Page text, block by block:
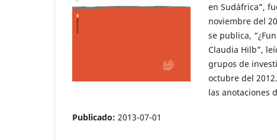
en Sudáfrica”,
noviembre del
se publica,
Claudia Hilb”,
grupos de
octubre del
las anotaciones
Publicado: 2013-07-01